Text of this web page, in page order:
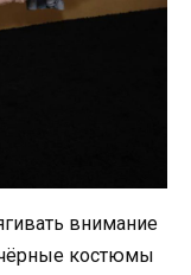
внимание
чёрные костюмы